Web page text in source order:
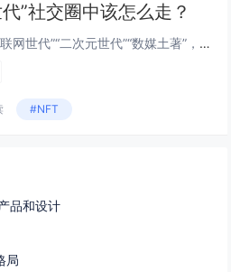
”社交圈中该怎么走？
Z世代——也称为“网生代”“互联网世代”“二次元世代”“数媒土著”，通常是指1995年至2009年出生的一代人，他们一出生就与网络信息时代无缝对接，受数字信息技术、即时通信设备、智能手机产品等影响比较大。如果新增商业体能抓住Z世代的消...
#NFT
品和设计
局